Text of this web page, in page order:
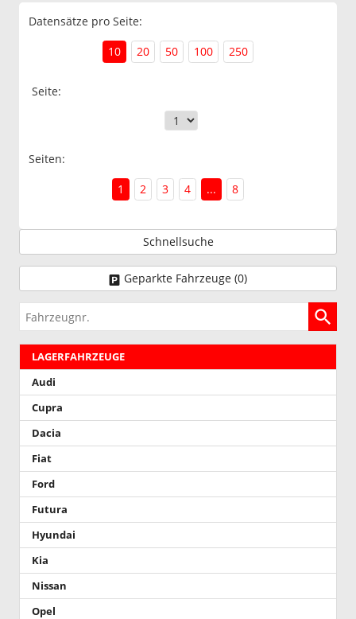
Datensätze pro Seite:
10
20 50 100 250
Seite:
Seiten:
1
2 3 4 ... 8
Schnellsuche
Geparkte Fahrzeuge (0)
Fahrzeugnr.
LAGERFAHRZEUGE
Audi
Cupra
Dacia
Fiat
Ford
Futura
Hyundai
Kia
Nissan
Opel